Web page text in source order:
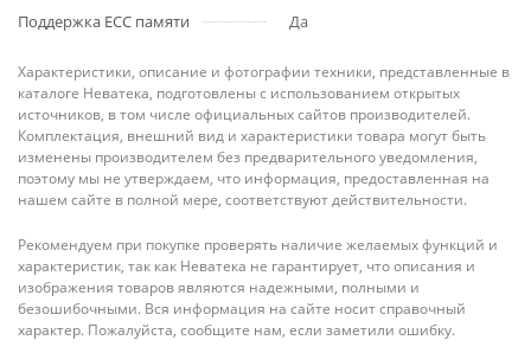
Поддержка ECC памяти Да
Характеристики, описание и фотографии техники, представленные в
каталоге Неватека, подготовлены с использованием открытых
источников, в том числе официальных сайтов производителей.
Комплектация, внешний вид и характеристики товара могут быть
изменены производителем без предварительного уведомления,
поэтому мы не утверждаем, что информация, предоставленная на
нашем сайте в полной мере, соответствуют действительности.
Рекомендуем при покупке проверять наличие желаемых функций и
характеристик, так как Неватека не гарантирует, что описания и
изображения товаров являются надежными, полными и
безошибочными. Вся информация на сайте носит справочный
характер. Пожалуйста, сообщите нам, если заметили ошибку.